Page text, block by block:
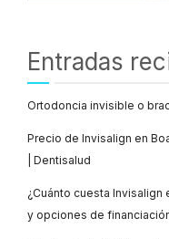
Entradas
Ortodoncia invisible o
Precio de Invisalign en
| Dentisalud
¿Cuánto cuesta
y opciones de